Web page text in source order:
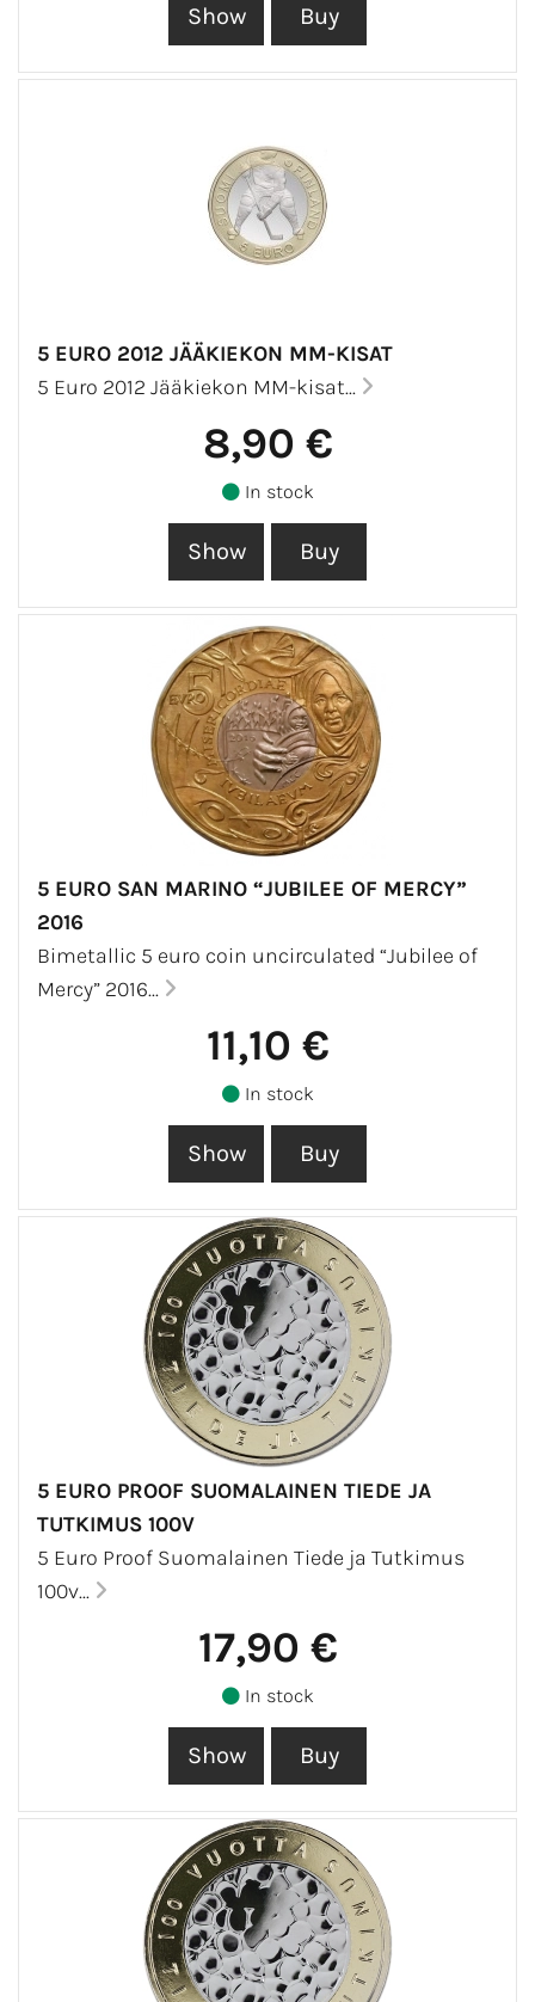
5 EURO 2012 JÄÄKIEKON MM-KISAT
5 Euro 2012 Jääkiekon MM-kisat...
8,90 €
In stock
5 EURO SAN MARINO “JUBILEE OF MERCY”
2016
Bimetallic 5 euro coin uncirculated “Jubilee of
Mercy” 2016...
11,10 €
In stock
5 EURO PROOF SUOMALAINEN TIEDE JA
TUTKIMUS 100V
5 Euro Proof Suomalainen Tiede ja Tutkimus
100v...
17,90 €
In stock